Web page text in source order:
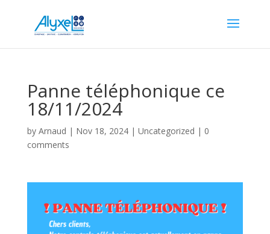
Panne téléphonique ce
18/11/2024
by Arnaud | Nov 18, 2024| Uncategorized | 0
comments